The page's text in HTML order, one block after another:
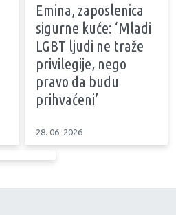
Emina, zaposlenica
sigurne kuće: ‘Mladi
LGBT ljudi ne traže
privilegije, nego
pravo da budu
prihvaćeni’
28. 06. 2026